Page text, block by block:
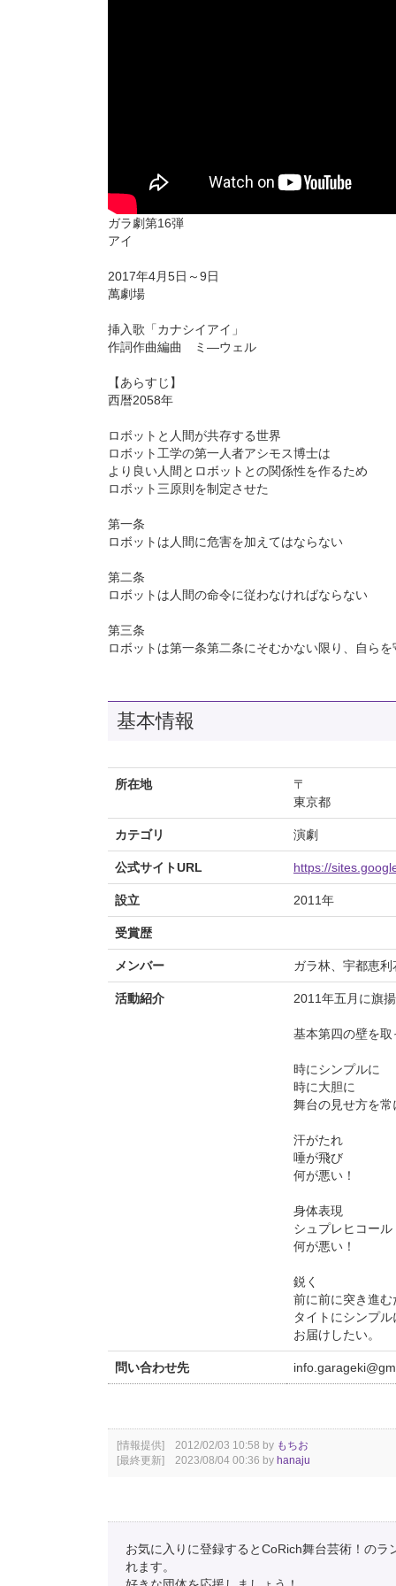
ガラ劇第16弾
アイ
2017年4月5日～9日
萬劇場
挿入歌「カナシイアイ」
作詞作曲編曲 ミ―ウェル
【あらすじ】
西暦2058年
ロボットと人間が共存する世界
ロボット工学の第一人者アシモス博士は
より良い人間とロボットとの関係性を作るため
ロボット三原則を制定させた
第一条
ロボットは人間に危害を加えてはならない
第二条
ロボットは人間の命令に従わなければならない
第三条
ロボットは第一条第二条にそむかない限り、自ら
基本情報
所在地
〒
東京都
カテゴリ 演劇
公式サイトURL https://
設立 2011年
受賞歴
メンバー ガラ林、宇都恵利
活動紹介 2011年五月に旗
基本第四の壁を取
時にシンプルに
時に大胆に
舞台の見せ方を
汗がたれ
唾が飛び
何が悪い！
身体表現
シュプレヒコール
何が悪い！
鋭く
前に前に突き進む
タイトにシンプル
お届けしたい。
問い合わせ先
[情報提供] 2012/02/03 10:58 by もちお
[最終更新] 2023/08/04 00:36 by hanaju
お気に入りに登録するとCoRich舞台芸術！のラ
れます。